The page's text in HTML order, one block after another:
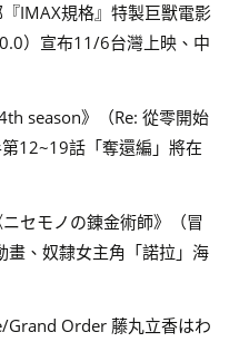
IMAX規格』特製巨獸電影
）宣布11/6台灣上映、中
season》（Re: 從零開始
12~19話「奪還編」將在
セモノの錬金術師》（冒
畫、奴隸女主角「諾拉」海
Order 藤丸立香はわ